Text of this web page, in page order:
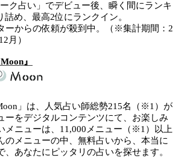
ク占い」でデビュー後、瞬く間にランキ
詰め、最高2位にランクイン。
ーからの依頼が殺到中。（※集計期間：2
月）
』
」は、人気占い師総勢215名（※1）が
ーをデジタルコンテンツにて、お楽しみ
メニューは、11,000メニュー（※1）以上
のメニューの中、無料占いから、本当に
、あなたにピッタリの占いを探せます。